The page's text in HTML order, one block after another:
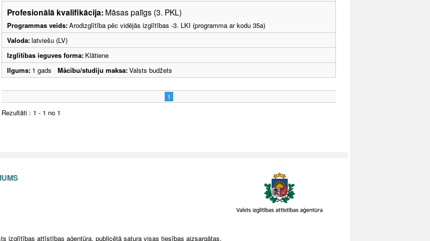
Profesionālā kvalifikācija: Māsas palīgs (3. PKL)
Programmas veids:Arodizglītība pēc vidējās izglītības -3. LKI (programma ar kodu 35a)
Valoda:latviešu (LV)
Izglītības ieguves forma: Klātiene
Ilgums: 1 gads Mācību/studiju maksa:Valsts budžets
1
Rezultāti : 1 - 1 no 1
izglītības attīstības aģentūra, publicētā satura visas tiesības aizsargātas.